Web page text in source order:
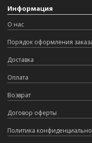
Информация
О нас
Порядок оформления
Доставка
Оплата
Возврат
Договор оферты
Политика